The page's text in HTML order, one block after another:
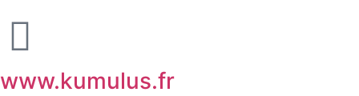
www.kumulus.fr